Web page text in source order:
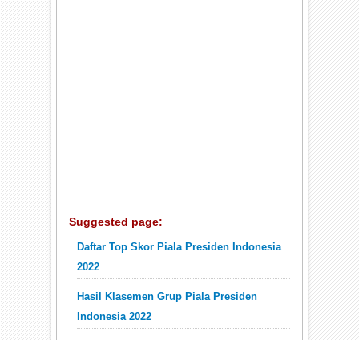
Suggested page:
Daftar Top Skor Piala Presiden Indonesia
2022
Hasil Klasemen Grup Piala Presiden
Indonesia 2022